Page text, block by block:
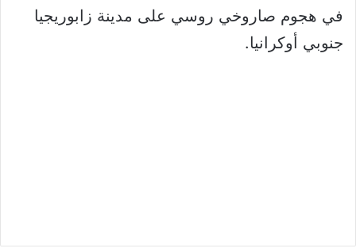
في هجوم صاروخي روسي على مدينة زابوريجيا
جنوبي أوكرانيا.